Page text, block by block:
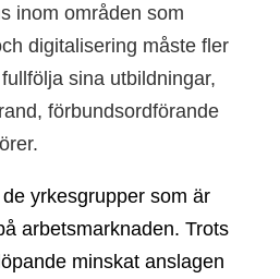
inom områden som
digitalisering måste fler
sina utbildningar,
förbundsordförande
yrkesgrupper som är
arbetsmarknaden. Trots
minskat anslagen